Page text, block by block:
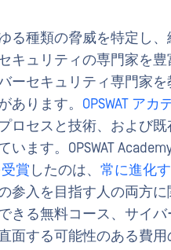
る種類の脅威を特定し
キュリティの専門家を
ーセキュリティ専門家
あります。 OPSWAT アカ
ロセスと技術、および既
ます。OPSWAT
受賞 したのは、 常に進化
参入を目指す人の両方
きる無料コース、サイ
面する可能性のある費用